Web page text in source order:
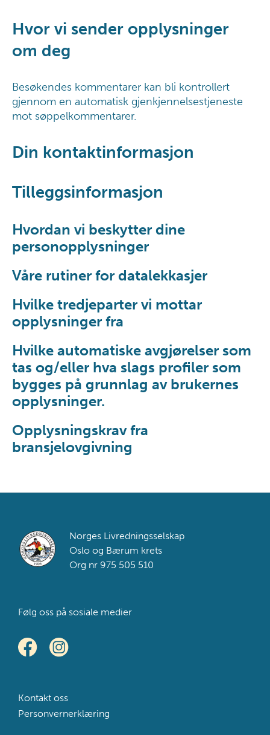
Hvor vi sender opplysninger
om deg
Besøkendes kommentarer kan bli kontrollert
gjennom en automatisk gjenkjennelsestjeneste
mot søppelkommentarer.
Din kontaktinformasjon
Tilleggsinformasjon
Hvordan vi beskytter dine
personopplysninger
Våre rutiner for datalekkasjer
Hvilke tredjeparter vi mottar
opplysninger fra
Hvilke automatiske avgjørelser som
tas og/eller hva slags profiler som
bygges på grunnlag av brukernes
opplysninger.
Opplysningskrav fra
bransjelovgivning
Footer
Norges Livredningsselskap
Oslo og Bærum krets
Org nr 975 505 510
Følg oss på sosiale medier
Kontakt oss
Personvernerklæring